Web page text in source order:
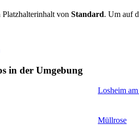
Platzhalterinhalt von Standard. Um auf
in der Umgebung
Losheim am
Müllrose